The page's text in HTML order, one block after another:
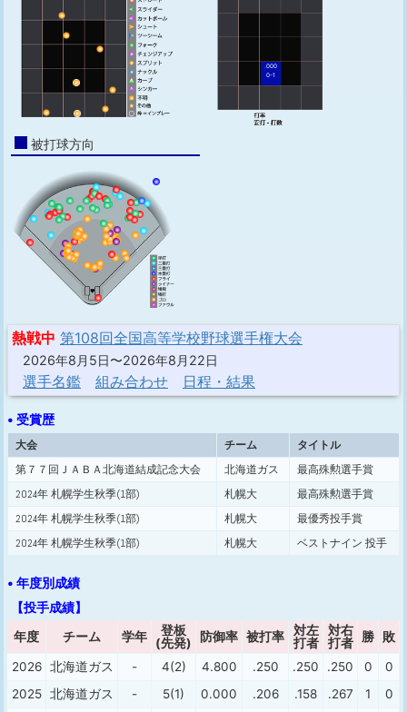
.000
0-1
被打球方向
熱戦中 第108回全国高等学校野球選手権大会
2026年8月5日〜2026年8月22日
選手名鑑 組み合わせ 日程・結果
• 受賞歴
大会 チーム
タイトル
第７７回ＪＡＢＡ北海道結成記念大会
北海道ガス
最高殊勲選手賞
2024年 札幌学生秋季(1部)
札幌大
最高殊勲選手賞
2024年 札幌学生秋季(1部)
札幌大
最優秀投手賞
2024年 札幌学生秋季(1部)
札幌大 ベストナイン 投手
• 年度別成績
【投手成績】
年度
チーム 学年
登板
(先発)
防御率 被打率
対左
打者
対右
打者
勝 敗
2026 北海道ガス - 4(2) 4.800 .250 .250 .250 0 0
2025 北海道ガス - 5(1) 0.000 .206 .158 .267 1 0